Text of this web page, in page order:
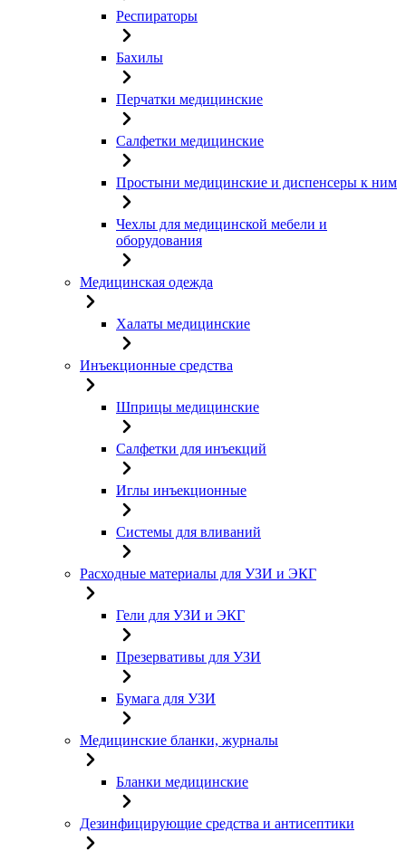
Респираторы
Бахилы
Перчатки медицинские
Салфетки медицинские
Простыни медицинские и диспенсеры к ним
Чехлы для медицинской мебели и
оборудования
Медицинская одежда
Халаты медицинские
Инъекционные средства
Шприцы медицинские
Салфетки для инъекций
Иглы инъекционные
Системы для вливаний
Расходные материалы для УЗИ и ЭКГ
Гели для УЗИ и ЭКГ
Презервативы для УЗИ
Бумага для УЗИ
Медицинские бланки, журналы
Бланки медицинские
Дезинфицирующие средства и антисептики